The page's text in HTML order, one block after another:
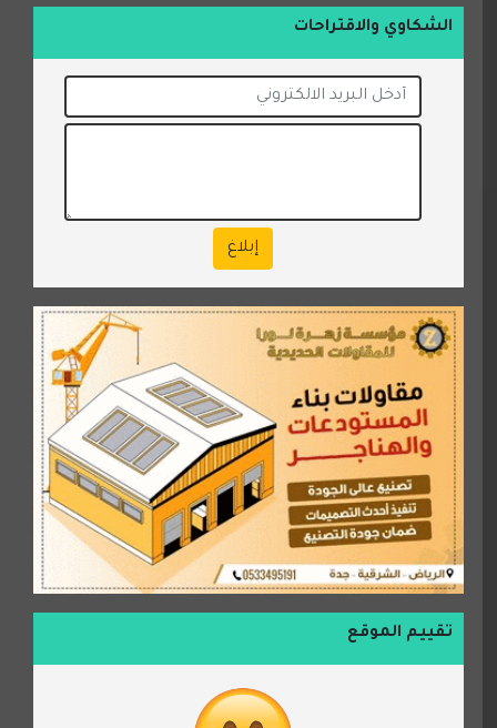
الشكاوي والاقتراحات
إبلاغ
تقييم الموقع